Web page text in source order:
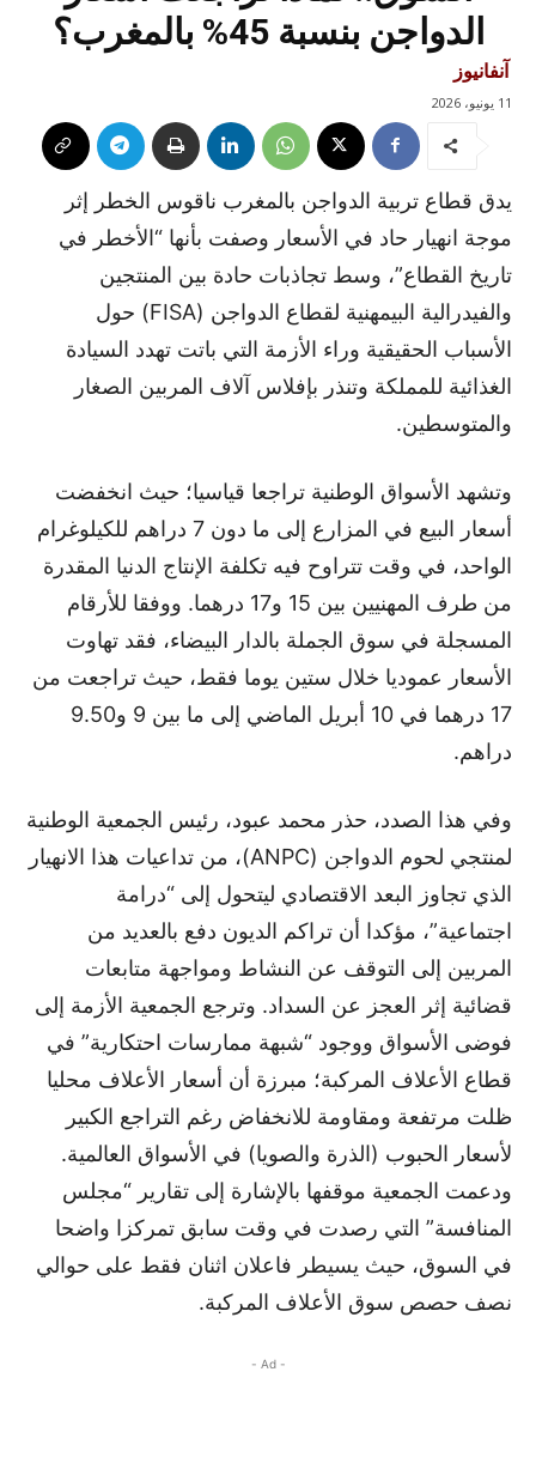
الدواجن بنسبة 45% بالمغرب؟
آنفانيوز
11 يونيو، 2026
يدق قطاع تربية الدواجن بالمغرب ناقوس الخطر إثر
موجة انهيار حاد في الأسعار وصفت بأنها “الأخطر في
تاريخ القطاع”، وسط تجاذبات حادة بين المنتجين
والفيدرالية البيمهنية لقطاع الدواجن (FISA) حول
الأسباب الحقيقية وراء الأزمة التي باتت تهدد السيادة
الغذائية للمملكة وتنذر بإفلاس آلاف المربين الصغار
والمتوسطين.
وتشهد الأسواق الوطنية تراجعا قياسيا؛ حيث انخفضت
أسعار البيع في المزارع إلى ما دون 7 دراهم للكيلوغرام
الواحد، في وقت تتراوح فيه تكلفة الإنتاج الدنيا المقدرة
من طرف المهنيين بين 15 و17 درهما. ووفقا للأرقام
المسجلة في سوق الجملة بالدار البيضاء، فقد تهاوت
الأسعار عموديا خلال ستين يوما فقط، حيث تراجعت من
17 درهما في 10 أبريل الماضي إلى ما بين 9 و9.50
دراهم.
وفي هذا الصدد، حذر محمد عبود، رئيس الجمعية الوطنية
لمنتجي لحوم الدواجن (ANPC)، من تداعيات هذا الانهيار
الذي تجاوز البعد الاقتصادي ليتحول إلى “درامة
اجتماعية”، مؤكدا أن تراكم الديون دفع بالعديد من
المربين إلى التوقف عن النشاط ومواجهة متابعات
قضائية إثر العجز عن السداد. وترجع الجمعية الأزمة إلى
فوضى الأسواق ووجود “شبهة ممارسات احتكارية” في
قطاع الأعلاف المركبة؛ مبرزة أن أسعار الأعلاف محليا
ظلت مرتفعة ومقاومة للانخفاض رغم التراجع الكبير
لأسعار الحبوب (الذرة والصويا) في الأسواق العالمية.
ودعمت الجمعية موقفها بالإشارة إلى تقارير “مجلس
المنافسة” التي رصدت في وقت سابق تمركزا واضحا
في السوق، حيث يسيطر فاعلان اثنان فقط على حوالي
نصف حصص سوق الأعلاف المركبة.
- Ad -